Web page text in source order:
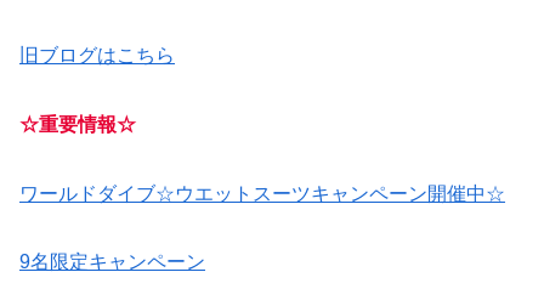
旧ブログはこちら
☆重要情報☆
ワールドダイブ☆ウエットスーツキャンペーン開催中☆
9名限定キャンペーン